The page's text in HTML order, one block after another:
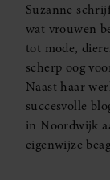
Suzanne
wat vrouwen
tot mode,
scherp oog
Naast haar
succesvolle
in Noordwijk
eigenwijze